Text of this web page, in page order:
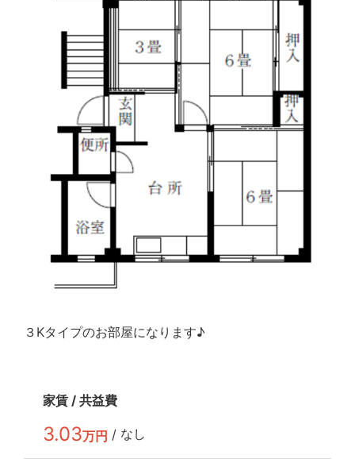
３Kタイプのお部屋になります♪
家賃 /共益費
3.03万円 / なし